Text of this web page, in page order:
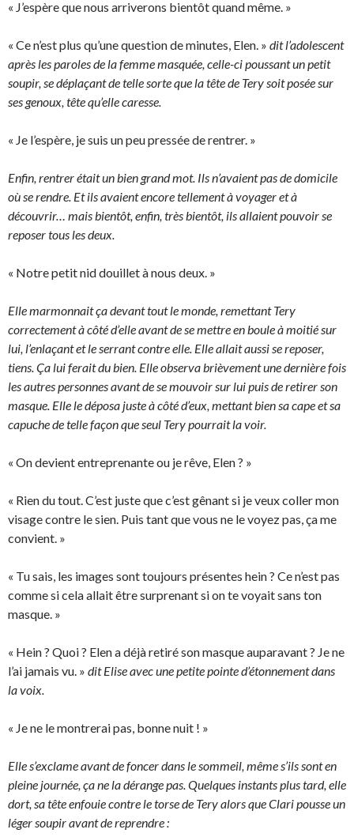
« J’espère que nous arriverons bientôt quand même. »
« Ce n’est plus qu’une question de minutes, Elen. » dit l’adolescent
après les paroles de la femme masquée, celle-ci poussant un petit
soupir, se déplaçant de telle sorte que la tête de Tery soit posée sur
ses genoux, tête qu’elle caresse.
« Je l’espère, je suis un peu pressée de rentrer. »
Enfin, rentrer était un bien grand mot. Ils n’avaient pas de domicile
où se rendre. Et ils avaient encore tellement à voyager et à
découvrir… mais bientôt, enfin, très bientôt, ils allaient pouvoir se
reposer tous les deux.
« Notre petit nid douillet à nous deux. »
Elle marmonnait ça devant tout le monde, remettant Tery
correctement à côté d’elle avant de se mettre en boule à moitié sur
lui, l’enlaçant et le serrant contre elle. Elle allait aussi se reposer,
tiens. Ça lui ferait du bien. Elle observa brièvement une dernière fois
les autres personnes avant de se mouvoir sur lui puis de retirer son
masque. Elle le déposa juste à côté d’eux, mettant bien sa cape et sa
capuche de telle façon que seul Tery pourrait la voir.
« On devient entreprenante ou je rêve, Elen ? »
« Rien du tout. C’est juste que c’est gênant si je veux coller mon
visage contre le sien. Puis tant que vous ne le voyez pas, ça me
convient. »
« Tu sais, les images sont toujours présentes hein ? Ce n’est pas
comme si cela allait être surprenant si on te voyait sans ton
masque. »
« Hein ? Quoi ? Elen a déjà retiré son masque auparavant ? Je ne
l’ai jamais vu. » dit Elise avec une petite pointe d’étonnement dans
la voix.
« Je ne le montrerai pas, bonne nuit ! »
Elle s’exclame avant de foncer dans le sommeil, même s’ils sont en
pleine journée, ça ne la dérange pas. Quelques instants plus tard, elle
dort, sa tête enfouie contre le torse de Tery alors que Clari pousse un
léger soupir avant de reprendre :